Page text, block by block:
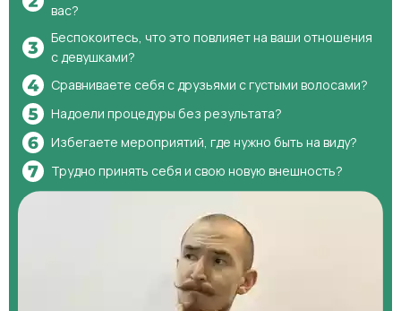
вас?
Беспокоитесь, что это повлияет на ваши отношения
с девушками?
Сравниваете себя с друзьями с густыми волосами?
Надоели процедуры без результата?
Избегаете мероприятий, где нужно быть на виду?
Трудно принять себя и свою новую внешность?